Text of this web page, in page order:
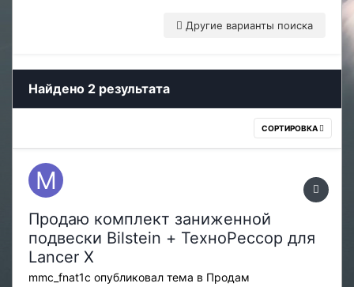
Другие варианты поиска
Найдено 2 результата
СОРТИРОВКА
Продаю комплект заниженной
подвески Bilstein + ТехноРессор для
Lancer X
mmc_fnat1c опубликовал тема в Продам